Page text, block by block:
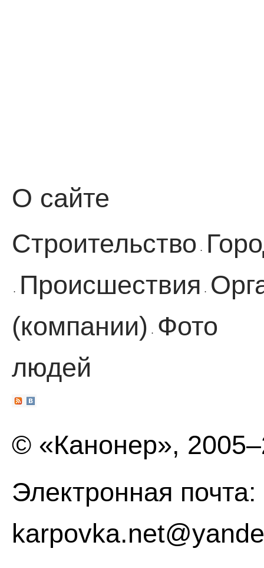
О сайте
Строительство ·
· Происшествия ·
(компании)
·
Фото
людей
© «Канонер»,
Электронная почта: